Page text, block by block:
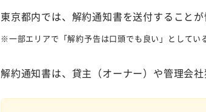
東京都内では、解約通知書を送付することが
※一部エリアで「解約予告は口頭でも良い」としてい
解約通知書は、貸主（オーナー）や管理会